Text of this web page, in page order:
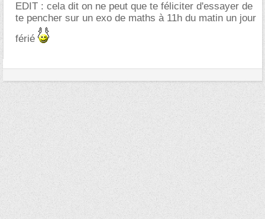
EDIT : cela dit on ne peut que te féliciter d'essayer de
te pencher sur un exo de maths à 11h du matin un jour
férié